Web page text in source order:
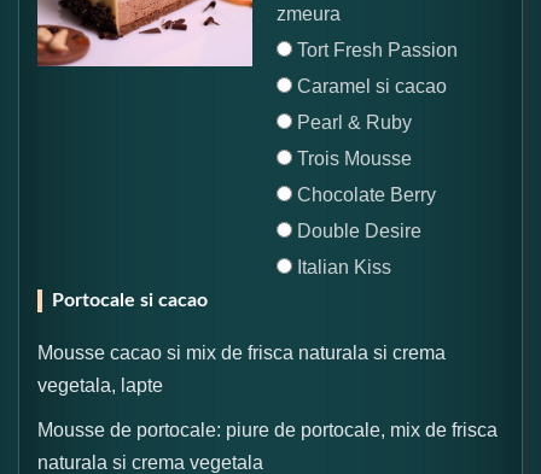
zmeura
Tort Fresh Passion
Caramel si cacao
Pearl & Ruby
Trois Mousse
Chocolate Berry
Double Desire
Italian Kiss
Portocale si cacao
Mousse cacao si mix de frisca naturala si crema
vegetala, lapte
Mousse de portocale: piure de portocale, mix de frisca
naturala si crema vegetala